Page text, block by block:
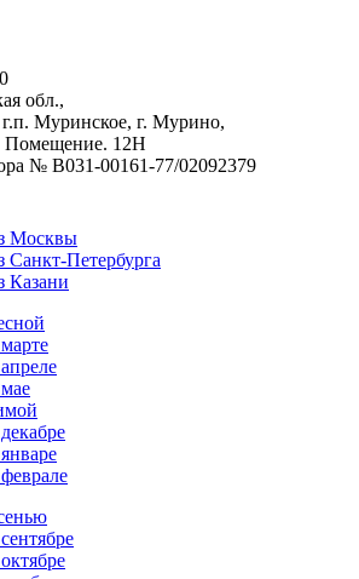
обл.,
Муринское, г. Мурино,
Помещение. 12Н
№ В031-00161-77/02092379
Москвы
Петербурга
Казани